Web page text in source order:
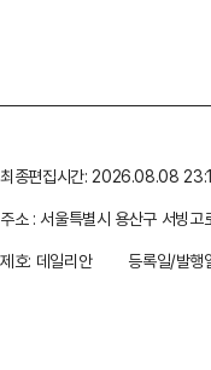
최종편집시간: 2026.08.08
주소 : 서울특별시 용산구 서빙
제호: 데일리안
등록일/발